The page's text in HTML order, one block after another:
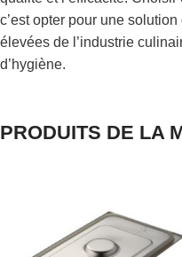
c’est opter pour une
élevées de l’industrie
d’hygiène.
PRODUITS DE LA